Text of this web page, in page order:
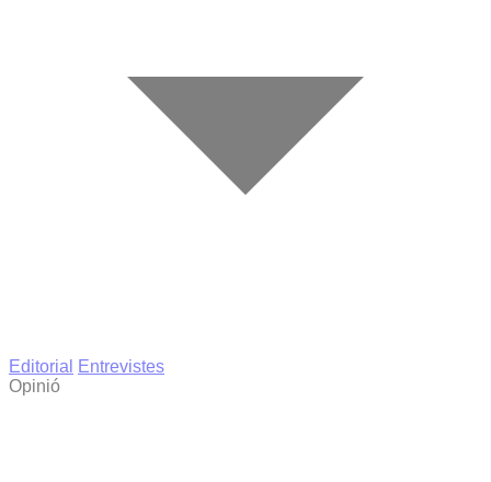
Editorial
Entrevistes
Opinió